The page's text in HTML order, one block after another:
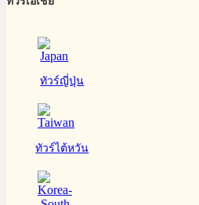
ทัวร์ญี่ปุ่น
ทัวร์ไต้หวัน